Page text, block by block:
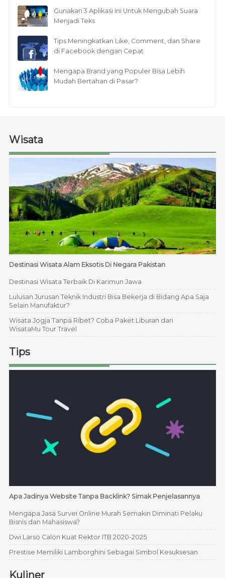
Gunakan 3 Aplikasi Ini Untuk Mengubah Suara
Menjadi Teks
Tips Meningkatkan Like, Comment, dan Share
di Facebook dengan Cepat
Mengapa Brand yang Populer Bisa Lebih
Mudah Bertahan di Pasar?
Wisata
Destinasi Wisata Alam Eksotis Di Negara Pakistan
Destinasi Wisata Terbaik Di Karimun Jawa
Lulusan Jurusan Teknik Industri Bisa Bekerja di Bidang Apa Saja
Selain Manufaktur?
Wisata Jogja Tanpa Ribet? Coba Paket Liburan dari
WisataMu Tour Travel
Tips
Apa Jadinya Website Tanpa Backlink? Simak Penjelasannya
Mengapa Jasa Survei Online Murah Semakin Diminati Pelaku
Bisnis dan Mahasiswa?
Dwi Larso Calon Kuat Rektor ITB 2020-2025
Prestise Memiliki Lamborghini Sebagai Simbol Kesuksesan
Kuliner